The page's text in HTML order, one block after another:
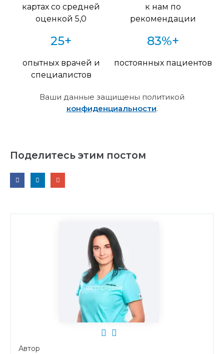
картах со средней
оценкой 5,0
к нам по
рекомендации
25+
опытных врачей и
специалистов
83%+
постоянных пациентов
Ваши данные защищены политикой
конфиденциальности.
Поделитесь этим постом
Автор